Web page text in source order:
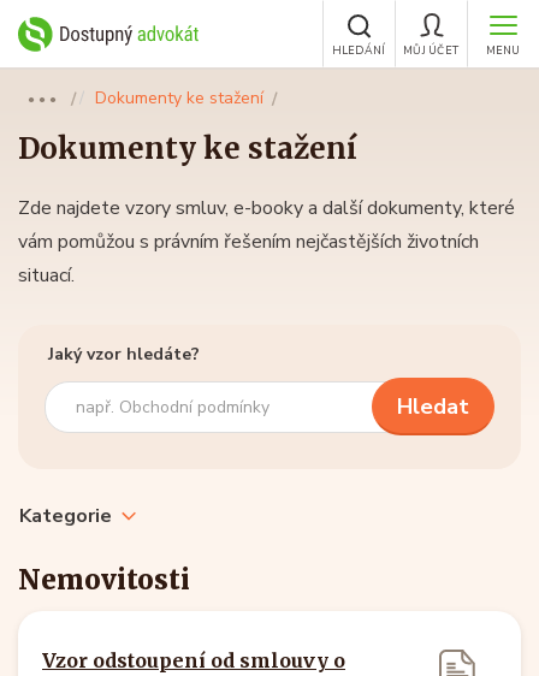
MENU
MŮJ ÚČET
HLEDÁNÍ
●●● Dokumenty ke stažení
Dokumenty ke stažení
Zde najdete vzory smluv, e-booky a další dokumenty, které
vám pomůžou s právním řešením nejčastějších životních
situací.
Jaký vzor hledáte?
Hledání
v
materiálech
Kategorie
Nemovitosti
Vzor odstoupení od smlouvy o